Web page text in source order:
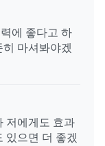
에 좋다고 하
마셔봐야겠
저에게도 효과
있으면 더 좋겠